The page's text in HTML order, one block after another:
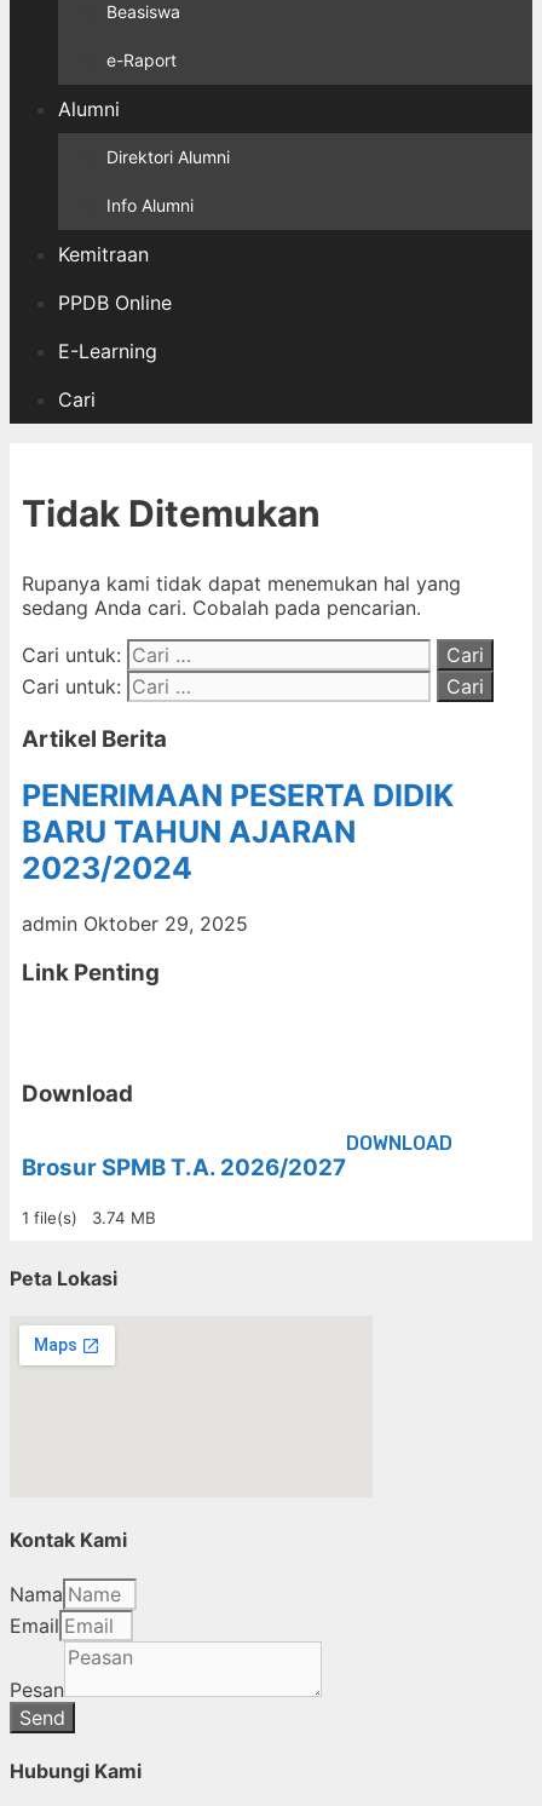
Beasiswa
e-Raport
Alumni
Direktori Alumni
Info Alumni
Kemitraan
PPDB Online
E-Learning
Cari
Tidak Ditemukan
Rupanya kami tidak dapat menemukan hal yang
sedang Anda cari. Cobalah pada pencarian.
Cari untuk:
Cari untuk:
Artikel Berita
PENERIMAAN PESERTA DIDIK
BARU TAHUN AJARAN
2023/2024
admin Oktober 29, 2025
Link Penting
Download
Brosur SPMB T.A. 2026/2027
1 file(s) 3.74 MB
DOWNLOAD
Peta Lokasi
Kontak Kami
Nama
Email
Pesan
Send
Hubungi Kami